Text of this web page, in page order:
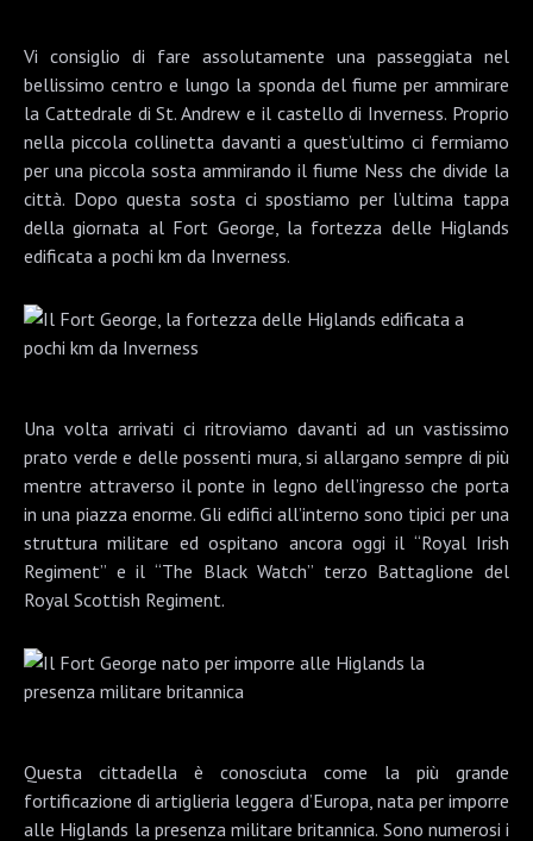
Vi consiglio di fare assolutamente una passeggiata nel
bellissimo centro e lungo la sponda del fiume per ammirare
la Cattedrale di St. Andrew e il castello di Inverness. Proprio
nella piccola collinetta davanti a quest’ultimo ci fermiamo
per una piccola sosta ammirando il fiume Ness che divide la
città. Dopo questa sosta ci spostiamo per l’ultima tappa
della giornata al Fort George, la fortezza delle Higlands
edificata a pochi km da Inverness.
Una volta arrivati ci ritroviamo davanti ad un vastissimo
prato verde e delle possenti mura, si allargano sempre di più
mentre attraverso il ponte in legno dell’ingresso che porta
in una piazza enorme. Gli edifici all’interno sono tipici per una
struttura militare ed ospitano ancora oggi il “Royal Irish
Regiment” e il “The Black Watch” terzo Battaglione del
Royal Scottish Regiment.
Questa cittadella è conosciuta come la più grande
fortificazione di artiglieria leggera d’Europa, nata per imporre
alle Higlands la presenza militare britannica. Sono numerosi i